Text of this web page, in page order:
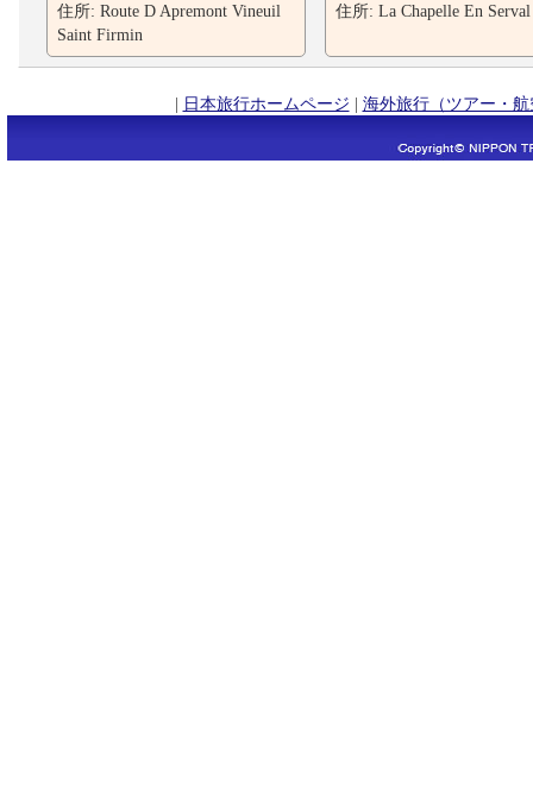
住所: Route D Apremont Vineuil
Saint Firmin
住所: La Chapelle En Serval
| 日本旅行ホームページ | 海外旅行（ツアー・航